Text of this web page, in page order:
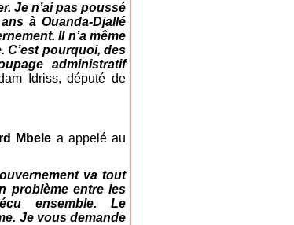
Je n’ai pas poussé
à Ouanda-Djallé
Il n’a même
C’est pourquoi, des
administratif
Idriss, député de
Mbele a appelé au
va tout
problème entre les
ensemble. Le
Je vous demande